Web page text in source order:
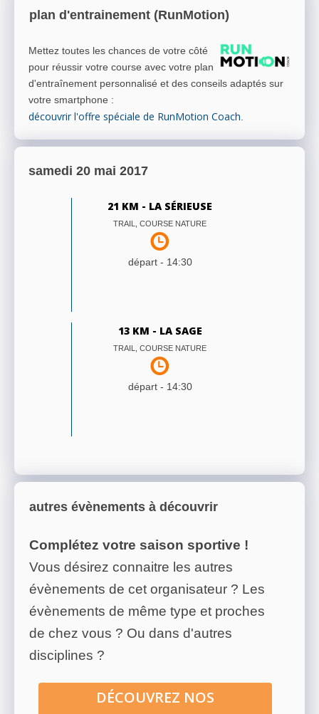
plan d'entrainement (RunMotion)
Mettez toutes les chances de votre côté
pour réussir votre course avec votre plan
d'entraînement personnalisé et des conseils adaptés sur
votre smartphone :
découvrir l'offre spéciale de RunMotion Coach.
samedi 20 mai 2017
21 KM - LA SÉRIEUSE
TRAIL, COURSE NATURE
départ - 14:30
13 KM - LA SAGE
TRAIL, COURSE NATURE
départ - 14:30
autres évènements à découvrir
Complétez votre saison sportive !
Vous désirez connaitre les autres
évènements de cet organisateur ? Les
évènements de même type et proches
de chez vous ? Ou dans d'autres
disciplines ?
DÉCOUVREZ NOS